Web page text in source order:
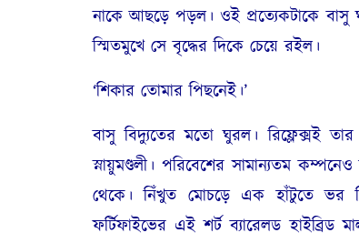
নাকে আছড়ে পড়ল। ওই প্রত্যেকটাকে বাসু
স্মিতমুখে সে বৃদ্ধের দিকে চেয়ে রইল।
‘শিকার তোমার পিছনেই।’
বাসু বিদ্যুতের মতো ঘুরল। রিফ্লেক্সই তার
স্নায়ুমণ্ডলী। পরিবেশের সামান্যতম
থেকে। নিঁখুত মোচড়ে এক হাঁটুতে ভর
ফর্টিফাইভের এই শর্ট ব্যারেলড